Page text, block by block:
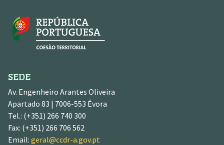
SEDE
Av. Engenheiro Arantes Oliveira
Apartado 83 | 7006-553 Évora
Tel.: (+351) 266 740 300
Fax: (+351) 266 706 562
Email: geral@ccdr-a.gov.pt